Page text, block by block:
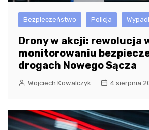
Bezpieczeństwo Policja
Drony w akcji: rewolucja
monitorowaniu
drogach Nowego Sącza
Wojciech Kowalczyk 4 sierpnia